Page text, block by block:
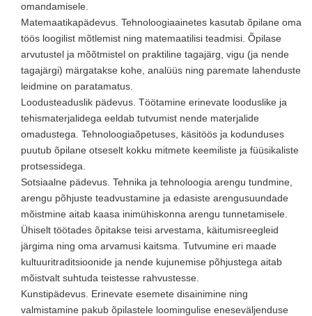
omandamisele.
Matemaatikapädevus. Tehnoloogiaainetes kasutab õpilane oma
töös loogilist mõtlemist ning matemaatilisi teadmisi. Õpilase
arvutustel ja mõõtmistel on praktiline tagajärg, vigu (ja nende
tagajärgi) märgatakse kohe, analüüs ning paremate lahenduste
leidmine on paratamatus.
Loodusteaduslik pädevus. Töötamine erinevate looduslike ja
tehismaterjalidega eeldab tutvumist nende materjalide
omadustega. Tehnoloogiaõpetuses, käsitöös ja kodunduses
puutub õpilane otseselt kokku mitmete keemiliste ja füüsikaliste
protsessidega.
Sotsiaalne pädevus. Tehnika ja tehnoloogia arengu tundmine,
arengu põhjuste teadvustamine ja edasiste arengusuundade
mõistmine aitab kaasa inimühiskonna arengu tunnetamisele.
Ühiselt töötades õpitakse teisi arvestama, käitumisreegleid
järgima ning oma arvamusi kaitsma. Tutvumine eri maade
kultuuritraditsioonide ja nende kujunemise põhjustega aitab
mõistvalt suhtuda teistesse rahvustesse.
Kunstipädevus. Erinevate esemete disainimine ning
valmistamine pakub õpilastele loomingulise eneseväljenduse